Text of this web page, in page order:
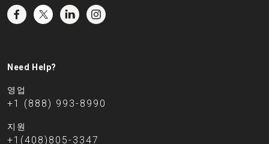
Need Help?
영업
+1 (888) 993-8990
지원
+1(408)805-3347